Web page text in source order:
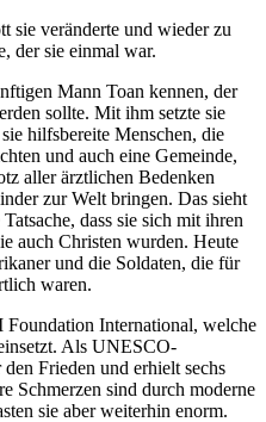
sie veränderte und wieder zu
der sie einmal war.
Mann Toan kennen, der
sollte. Mit ihm setzte sie
hilfsbereite Menschen, die
und auch eine Gemeinde,
aller ärztlichen Bedenken
zur Welt bringen. Das sieht
dass sie sich mit ihren
auch Christen wurden. Heute
und die Soldaten, die für
waren.
International, welche
Als UNESCO-
Frieden und erhielt sechs
Schmerzen sind durch moderne
sie aber weiterhin enorm.